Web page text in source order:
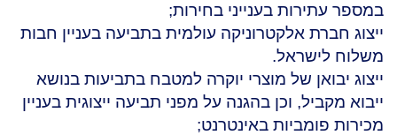
במספר עתירות בענייני בחירות;
ייצוג חברת אלקטרוניקה עולמית בתביעה בעניין חבות
משלוח לישראל.
ייצוג יבואן של מוצרי יוקרה למטבח בתביעות בנושא
ייבוא מקביל, וכן בהגנה על מפני תביעה ייצוגית בעניין
מכירות פומביות באינטרנט;